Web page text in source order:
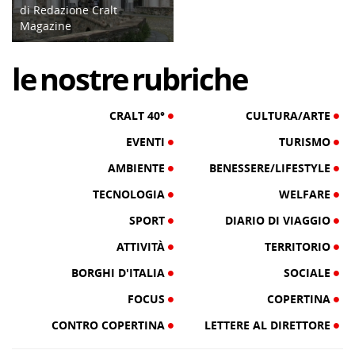
di Redazione Cralt
Magazine
lenostrerubriche
CRALT 40°
CULTURA/ARTE
EVENTI
TURISMO
AMBIENTE
BENESSERE/LIFESTYLE
TECNOLOGIA
WELFARE
SPORT
DIARIO DI VIAGGIO
ATTIVITÀ
TERRITORIO
BORGHI D'ITALIA
SOCIALE
FOCUS
COPERTINA
CONTRO COPERTINA
LETTERE AL DIRETTORE